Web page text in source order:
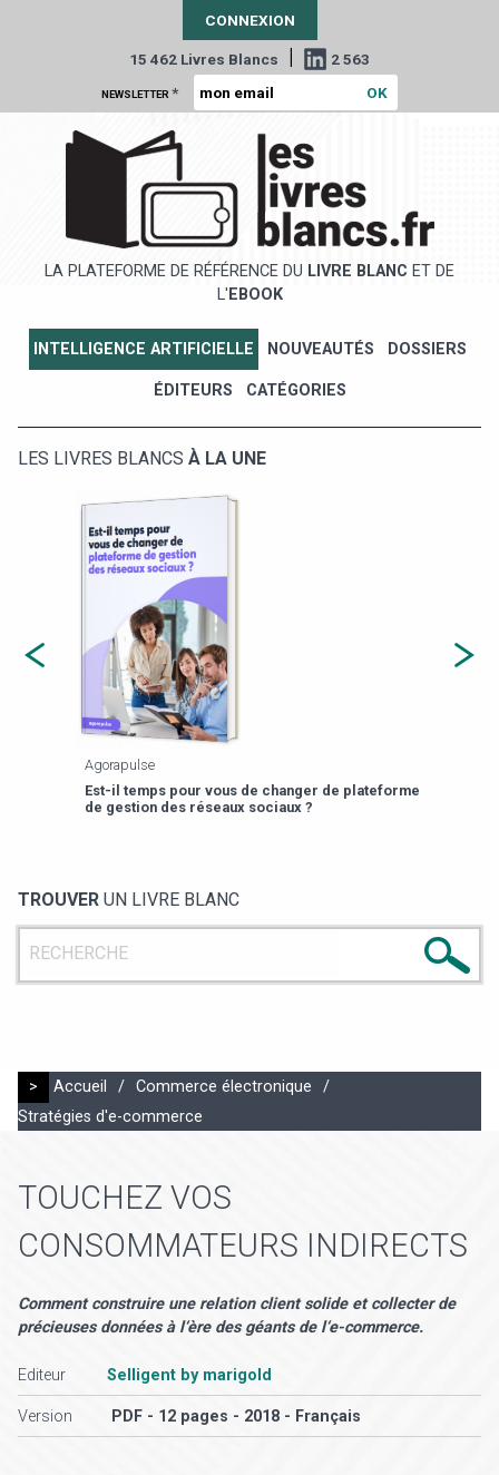
CONNEXION
15 462 Livres Blancs | 2 563
NEWSLETTER *
LA PLATEFORME DE RÉFÉRENCE DU LIVRE BLANC ET DE
L' EBOOK
INTELLIGENCE ARTIFICIELLE NOUVEAUTÉS DOSSIERS
ÉDITEURS CATÉGORIES
LES LIVRES BLANCS À LA UNE
Agorapulse
Est-il temps pour vous de changer de plateforme
de gestion des réseaux sociaux ?
TROUVER UN LIVRE BLANC
> Accueil / Commerce électronique
/
Stratégies d'e-commerce
TOUCHEZ VOS
CONSOMMATEURS INDIRECTS
Comment construire une relation client solide et collecter de
précieuses données à l‘ère des géants de l‘e-commerce.
Editeur Selligent by marigold
Version PDF - 12 pages - 2018 - Français